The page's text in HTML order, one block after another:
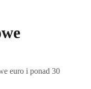
euro i ponad 30